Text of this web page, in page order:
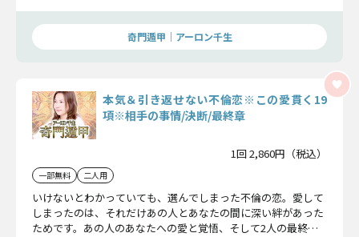
奇門遁甲｜アーロン千生
本気＆引き返せない不倫恋※この愛貫く19
項※相手の事情/決断/最終章
1回 2,860円（税込）
一部無料 二人用
いけないとわかっていても、選んでしまった不倫の恋。愛して
しまったのは、それだけあの人とあなたの間に深い絆があった
ためです。あの人のあなたへの愛と覚悟、そして2人の最終関